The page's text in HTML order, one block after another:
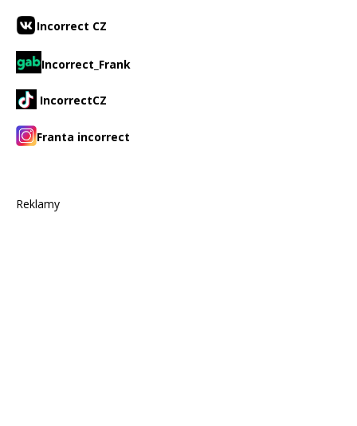
Incorrect CZ
Incorrect_Frank
IncorrectCZ
Franta incorrect
Reklamy